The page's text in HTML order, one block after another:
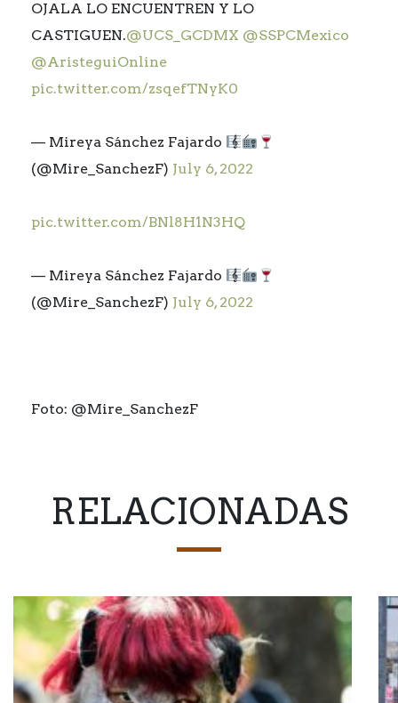
OJALA LO ENCUENTREN Y LO
CASTIGUEN.@UCS_GCDMX @SSPCMexico
@AristeguiOnline
pic.twitter.com/zsqefTNyK0
— Mireya Sánchez Fajardo
(@Mire_SanchezF) July 6, 2022
pic.twitter.com/BNl8H1N3HQ
— Mireya Sánchez Fajardo
(@Mire_SanchezF) July 6, 2022
Foto: @Mire_SanchezF
RELACIONADAS